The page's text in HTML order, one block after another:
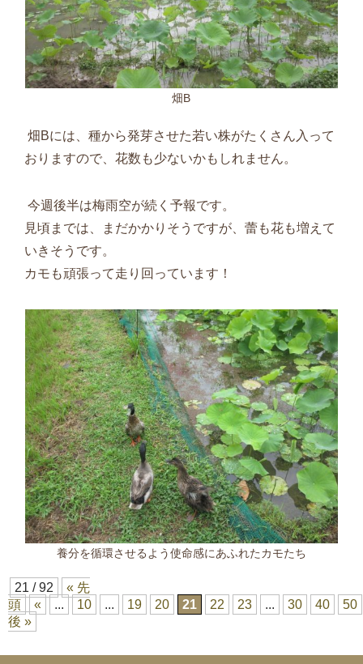
畑B
畑 Bには、種から発芽させた若い株がたくさん入って
おりますので、花数も少ないかもしれません。
今週後半は梅雨空が続く予報です。
見頃までは、まだかかりそうですが、蕾も花も増えて
いきそうです。
カモも頑張って走り回っています！
養分を循環させるよう使命感にあふれたカモたち
21 / 92
« 先
頭
« ... 10 ... 19 20 21 22 23 ... 30 40
50
後 »